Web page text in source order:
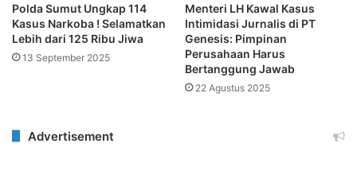
Polda Sumut Ungkap 114
Kasus Narkoba ! Selamatkan
Lebih dari 125 Ribu Jiwa
13 September 2025
Menteri LH Kawal Kasus
Intimidasi Jurnalis di PT
Genesis: Pimpinan
Perusahaan Harus
Bertanggung Jawab
22 Agustus 2025
Advertisement